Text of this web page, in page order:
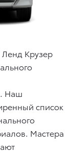
Крузер
Наш
список
Мастера